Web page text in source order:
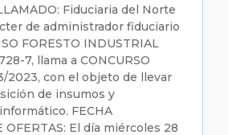
Fiduciaria del Norte
de administrador fiduciario
FORESTO INDUSTRIAL
7, llama a CONCURSO
2023, con el objeto de llevar
de insumos y
FECHA
OFERTAS: El día miércoles 28